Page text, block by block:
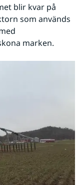
blir kvar på
som används
marken.